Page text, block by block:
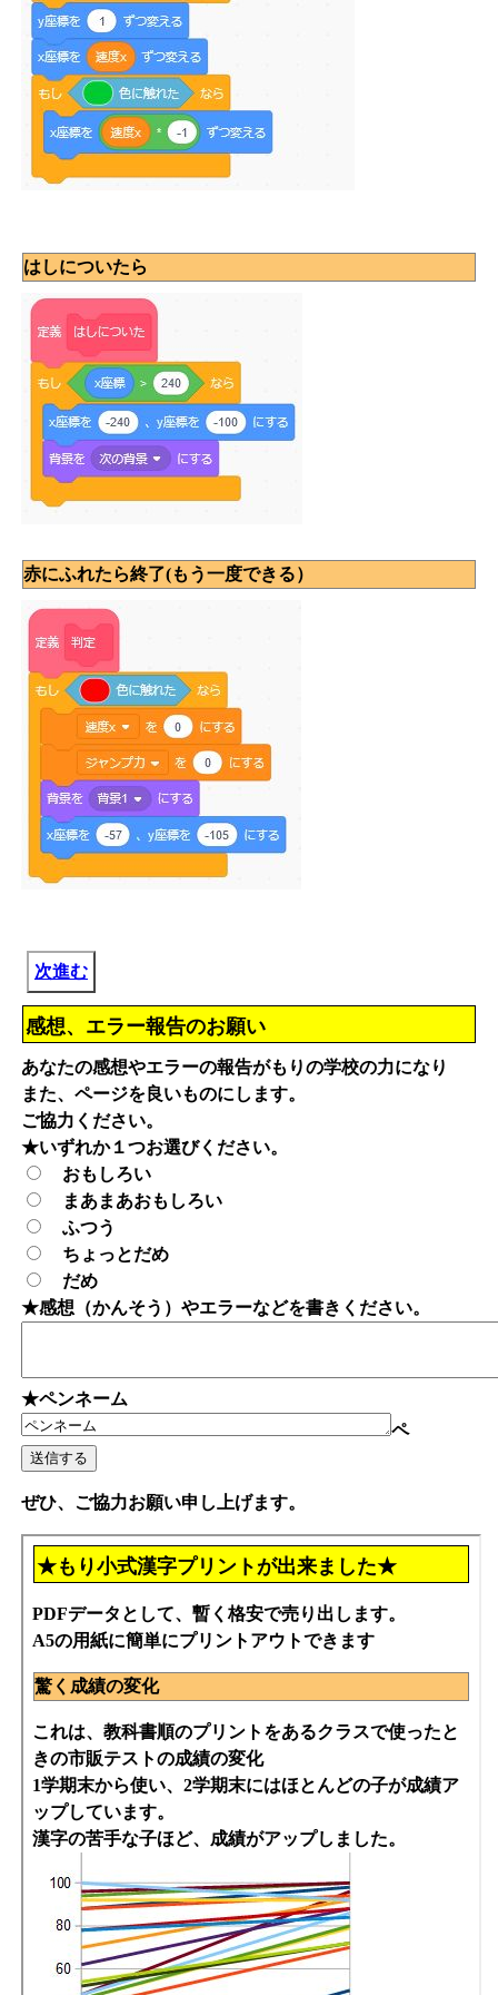
はしについたら
赤にふれたら終了(もう一度できる）
次進む
感想、エラー報告のお願い
あなたの感想やエラーの報告がもりの学校の力になり
また、ページを良いものにします。
ご協力ください。
★いずれか１つお選びください。
おもしろい
まあまあおもしろい
ふつう
ちょっとだめ
だめ
★感想（かんそう）やエラーなどを書きください。
★ペンネーム
ペ
ぜひ、ご協力お願い申し上げます。